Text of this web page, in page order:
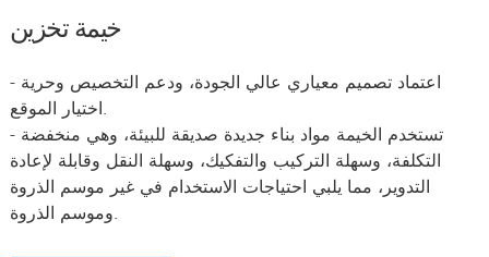
خيمة تخزين
- اعتماد تصميم معياري عالي الجودة، ودعم التخصيص وحرية
اختيار الموقع.
- تستخدم الخيمة مواد بناء جديدة صديقة للبيئة، وهي منخفضة
التكلفة، وسهلة التركيب والتفكيك، وسهلة النقل وقابلة لإعادة
التدوير، مما يلبي احتياجات الاستخدام في غير موسم الذروة
وموسم الذروة.